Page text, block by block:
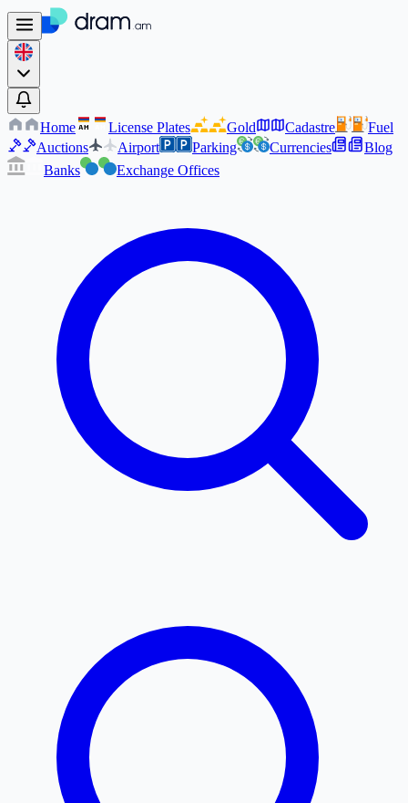
Home AM License Plates Gold Cadastre
Fuel
Auctions
Airport Parking Currencies
Blog
Banks
Exchange Offices